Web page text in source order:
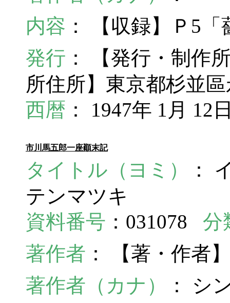
内容 ： 【収録】Ｐ5
発行 ： 【発行・制作
所住所】東京都杉並
西暦 ： 1947年 1月 12
市川馬五郎一座顚末記
タイトル（ヨミ）
：
テンマツキ
資料番号 ：031078 分
著作者 ： 【著・作者
著作者（カナ）
： シ